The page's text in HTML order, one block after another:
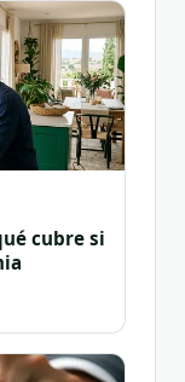
cubre si